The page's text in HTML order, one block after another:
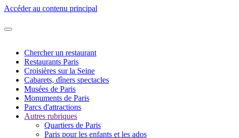
Accéder au contenu principal
Chercher un restaurant
Restaurants Paris
Croisières sur la Seine
Cabarets, dîners spectacles
Musées de Paris
Monuments de Paris
Parcs d'attractions
Autres rubriques
Quartiers de Paris
Paris pour les enfants et les ados